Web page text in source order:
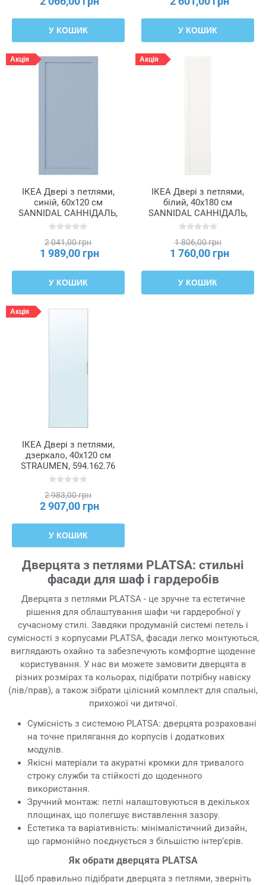
У КОШИК У КОШИК
Акція
ІКЕА Двері з петлями,
синій, 60x120 см
SANNIDAL САННІДАЛЬ,
295.548.77
2 041,00 грн
1 989,00 грн
У КОШИК
Акція
ІКЕА Двері з петлями,
білий, 40x180 см
SANNIDAL САННІДАЛЬ,
892.430.19
1 806,00 грн
1 760,00 грн
У КОШИК
Акція
ІКЕА Двері з петлями,
дзеркало, 40x120 см
STRAUMEN, 594.162.76
2 983,00 грн
2 907,00 грн
У КОШИК
Дверцята з петлями PLATSA: стильні
фасади для шаф і гардеробів
Дверцята з петлями PLATSA - це зручне та естетичне
рішення для облаштування шафи чи гардеробної у
сучасному стилі. Завдяки продуманій системі петель і
сумісності з корпусами PLATSA, фасади легко монтуються,
виглядають охайно та забезпечують комфортне щоденне
користування. У нас ви можете замовити дверцята в
різних розмірах та кольорах, підібрати потрібну навіску
(лів/прав), а також зібрати цілісний комплект для спальні,
прихожої чи дитячої.
Сумісність з системою PLATSA: дверцята розраховані
на точне прилягання до корпусів і додаткових
модулів.
Якісні матеріали та акуратні кромки для тривалого
строку служби та стійкості до щоденного
використання.
Зручний монтаж: петлі налаштовуються в декількох
площинах, що полегшує виставлення зазору.
Естетика та варіативність: мінімалістичний дизайн,
що гармонійно поєднується з більшістю інтер’єрів.
Як обрати дверцята PLATSA
Щоб правильно підібрати дверцята з петлями, зверніть